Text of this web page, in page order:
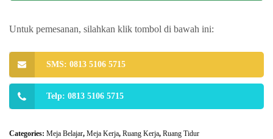
Untuk pemesanan, silahkan klik tombol di bawah ini:
SMS: 0813 5106 5715
Telp: 0813 5106 5715
Categories: Meja Belajar, Meja Kerja, Ruang Kerja, Ruang Tidur